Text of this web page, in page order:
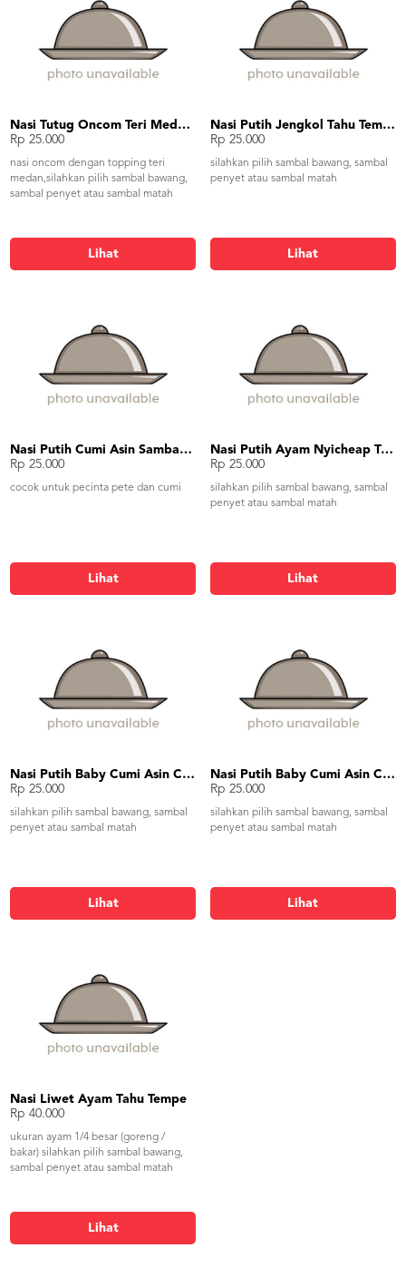
Nasi Tutug Oncom Teri Medan Tahu Tempe
Rp 25.000
nasi oncom dengan topping teri
medan,silahkan pilih sambal bawang,
sambal penyet atau sambal matah
Lihat
Nasi Putih Jengkol Tahu Tempe
Rp 25.000
silahkan pilih sambal bawang, sambal
penyet atau sambal matah
Lihat
Nasi Putih Cumi Asin Sambal Pete
Rp 25.000
cocok untuk pecinta pete dan cumi
Lihat
Nasi Putih Ayam Nyicheap Tumis Kangkung Tahu Tempe
Rp 25.000
silahkan pilih sambal bawang, sambal
penyet atau sambal matah
Lihat
Nasi Putih Baby Cumi Asin Cah Kangkung
Rp 25.000
silahkan pilih sambal bawang, sambal
penyet atau sambal matah
Lihat
Nasi Putih Baby Cumi Asin Cah Tauge
Rp 25.000
silahkan pilih sambal bawang, sambal
penyet atau sambal matah
Lihat
Nasi Liwet Ayam Tahu Tempe
Rp 40.000
ukuran ayam 1/4 besar (goreng /
bakar) silahkan pilih sambal bawang,
sambal penyet atau sambal matah
Lihat